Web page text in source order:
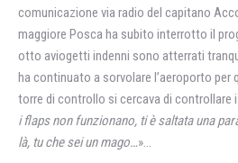
comunicazione via radio del capitano
maggiore Posca ha subito interrotto il
otto aviogetti indenni sono atterrati
ha continuato a sorvolare l’aeroporto per
torre di controllo si cercava di controllare i
i flaps non funzionano, ti è saltata una
là, tu che sei un mago…»…